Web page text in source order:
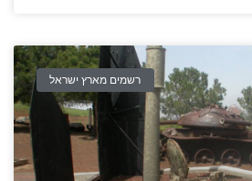
רשמים מארץ ישראל